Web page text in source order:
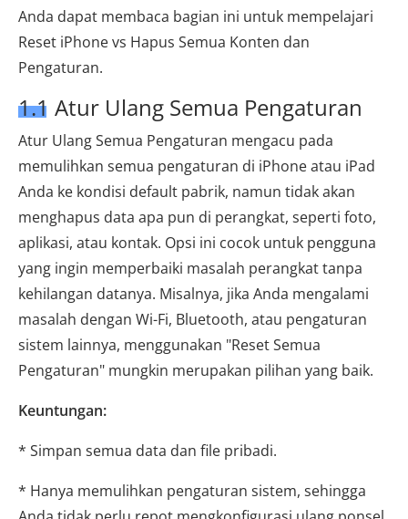
Anda dapat membaca bagian ini untuk mempelajari
Reset iPhone vs Hapus Semua Konten dan
Pengaturan.
1.1 Atur Ulang Semua Pengaturan
Atur Ulang Semua Pengaturan mengacu pada
memulihkan semua pengaturan di iPhone atau iPad
Anda ke kondisi default pabrik, namun tidak akan
menghapus data apa pun di perangkat, seperti foto,
aplikasi, atau kontak. Opsi ini cocok untuk pengguna
yang ingin memperbaiki masalah perangkat tanpa
kehilangan datanya. Misalnya, jika Anda mengalami
masalah dengan Wi-Fi, Bluetooth, atau pengaturan
sistem lainnya, menggunakan "Reset Semua
Pengaturan" mungkin merupakan pilihan yang baik.
Keuntungan:
* Simpan semua data dan file pribadi.
* Hanya memulihkan pengaturan sistem, sehingga